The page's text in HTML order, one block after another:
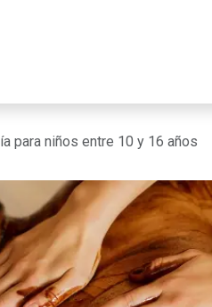
para niños entre 10 y 16 años